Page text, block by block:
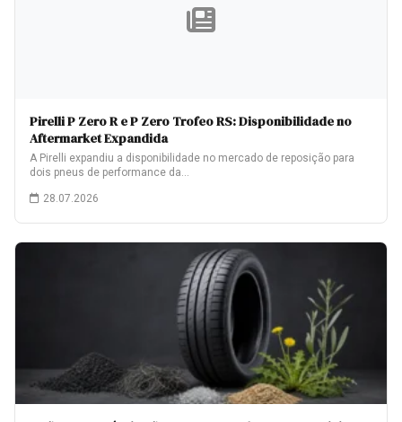
Pirelli P Zero R e P Zero Trofeo RS: Disponibilidade no
Aftermarket Expandida
A Pirelli expandiu a disponibilidade no mercado de reposição para
dois pneus de performance da…
28.07.2026